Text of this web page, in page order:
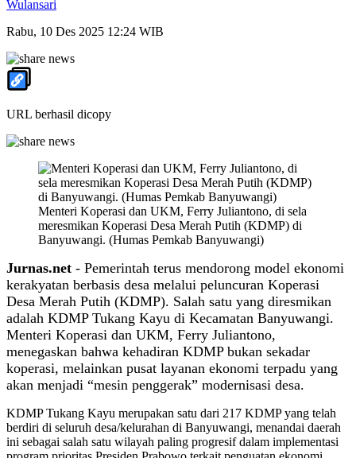
Wulansari
Rabu, 10 Des 2025 12:24 WIB
URL berhasil dicopy
Menteri Koperasi dan UKM, Ferry Juliantono, di sela
meresmikan Koperasi Desa Merah Putih (KDMP) di
Banyuwangi. (Humas Pemkab Banyuwangi)
Jurnas.net - Pemerintah terus mendorong model ekonomi
kerakyatan berbasis desa melalui peluncuran Koperasi
Desa Merah Putih (KDMP). Salah satu yang diresmikan
adalah KDMP Tukang Kayu di Kecamatan Banyuwangi.
Menteri Koperasi dan UKM, Ferry Juliantono,
menegaskan bahwa kehadiran KDMP bukan sekadar
koperasi, melainkan pusat layanan ekonomi terpadu yang
akan menjadi “mesin penggerak” modernisasi desa.
KDMP Tukang Kayu merupakan satu dari 217 KDMP yang telah
berdiri di seluruh desa/kelurahan di Banyuwangi, menandai daerah
ini sebagai salah satu wilayah paling progresif dalam implementasi